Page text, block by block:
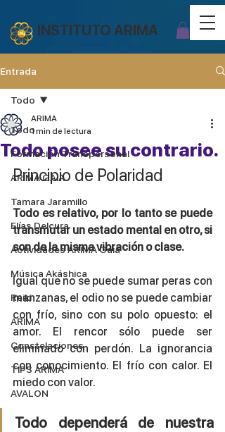
INSTITUTO ARIMA
Entrada
Todo
Formación Transpersonal
ARIMA GAIA
Tamara Jaramillo
Elías Delcura
Actividades ARIMA Gaia
Música Akáshica
Reiki
ARIMA
Constelaciones
TIPS ARIMA
AVALON
Todo
Todo posee su contrario.
ARIMA
1 min de lectura
Principio de Polaridad
Todo es relativo, por lo tanto se puede
transmutar un estado mental en otro, si
son de la misma vibración o clase.
Igual que no se puede sumar peras con
manzanas, el odio no se puede cambiar
con frío, sino con su polo opuesto: el
amor. El rencor sólo puede ser
eliminado con perdón. La ignorancia
con conocimiento. El frío con calor. El
miedo con valor.
Todo dependerá de nuestra